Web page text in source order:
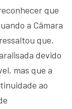
que
a Câmara
que,
devido
mas que a
ao